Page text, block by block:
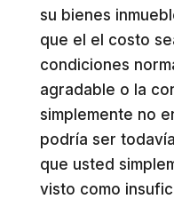
su bienes
que el el costo
condiciones
agradable o la
simplemente no
podría ser
que usted
visto como